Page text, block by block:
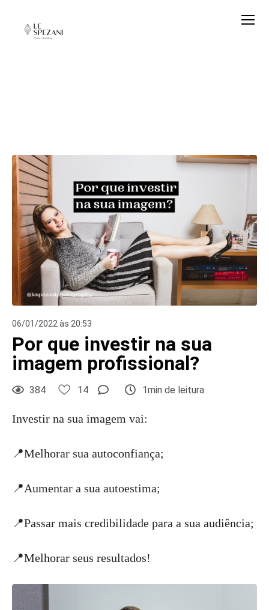
06/01/2022 às 20:53
Por que investir na sua
imagem profissional?
384 14 1min de leitura
Investir na sua imagem vai:
📍Melhorar sua autoconfiança;
📍Aumentar a sua autoestima;
📍Passar mais credibilidade para a sua audiência;
📍Melhorar seus resultados!